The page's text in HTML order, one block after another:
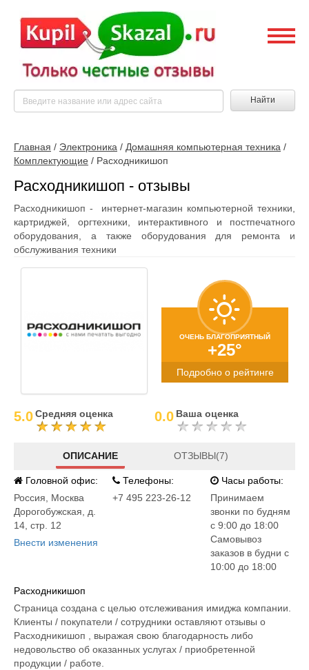
Найти
Главная / Электроника / Домашняя компьютерная техника /
Комплектующие / Расходникишоп
Расходникишоп - отзывы
Расходникишоп - интернет-магазин компьютерной техники,
картриджей, оргтехники, интерактивного и постпечатного
оборудования, а также оборудования для ремонта и
обслуживания техники
ОЧЕНЬ БЛАГОПРИЯТНЫЙ
+25°
Подробно о рейтинге
5.0Средняя оценка 0.0 Ваша оценка
ОПИСАНИЕ ОТЗЫВЫ(7)
Головной офис:
Россия
Москва
Дорогобужская, д.
14, стр. 12
Внести изменения
Телефоны:
+7 495 223-26-12
Часы работы:
Принимаем
звонки по будням
с 9:00 до 18:00
Самовывоз
заказов в будни с
10:00 до 18:00
Расходникишоп
Страница создана с целью отслеживания имиджа компании.
Клиенты / покупатели / сотрудники оставляют отзывы о
Расходникишоп , выражая свою благодарность либо
недовольство об оказанных услугах / приобретенной
продукции / работе.